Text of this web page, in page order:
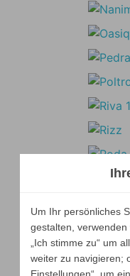
Um Ihr persönliches
gestalten,
„Ich stimme zu“ um
weiter zu navigieren;